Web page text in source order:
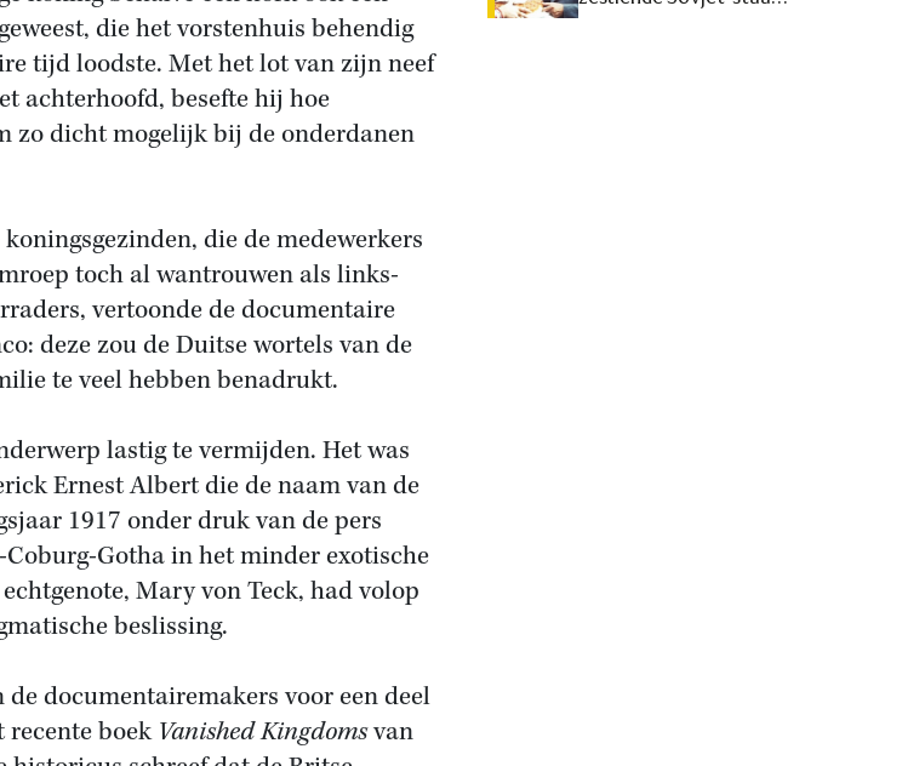
die het vorstenhuis behendig
tijd loodste. Met het lot van zijn neef
achterhoofd, besefte hij hoe
zo dicht mogelijk bij de onderdanen
die de medewerkers
toch al wantrouwen als links-
vertoonde de documentaire
deze zou de Duitse wortels van de
te veel hebben benadrukt.
lastig te vermijden. Het was
Ernest Albert die de naam van de
1917 onder druk van de pers
Coburg-Gotha in het minder exotische
Mary von Teck, had volop
beslissing.
documentairemakers voor een deel
recente boek Vanished Kingdomsvan
maken